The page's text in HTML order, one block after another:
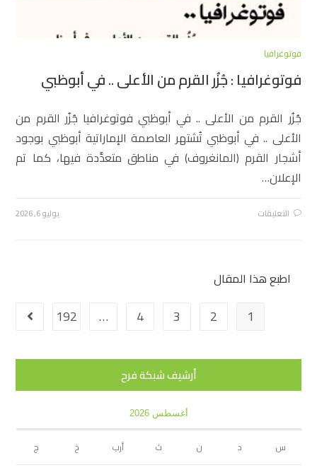
فوتوغرافيا
فوتوغرافيا : جُزُر القرم من الأعلى .. في أبوظبي
جُزُر القرم من الأعلى .. في أبوظبي فوتوغرافيا جُزُر القرم من
الأعلى .. في أبوظبي تُشتهر العاصمة الإماراتية أبوظبي بوجود
أشجار القرم (المانغروف) في مناطق متعدَّدة فيها، كما تم
الإعلان…
التعليقات يوليو 6, 2026
اطبع هذا المقال
1
2
3
4
…
192
أرشيف شبكة فرح
أغسطس 2026
س د ن ث أرب خ
ج